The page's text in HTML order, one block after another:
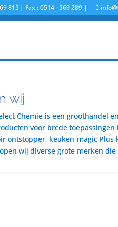
815 | Fax : 0514 - 569 289 |
wij
Chemie is een groothandel
voor brede
ontstopper, keuken-magic
wij diverse grote merken